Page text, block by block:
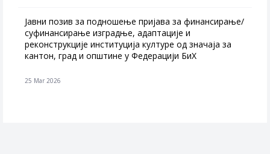
Јавни позив за подношење пријава за финансирање/
суфинансирање изградње, адаптације и
реконструкције институција културе од значаја за
кантон, град и општине у Федерацији БиХ
25 Mar 2026